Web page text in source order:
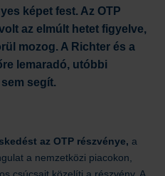
képet fest. Az OTP
az elmúlt hetet figyelve,
mozog. A Richter és a
lemaradó, utóbbi
segít.
az OTP részvénye, a
a nemzetközi piacokon,